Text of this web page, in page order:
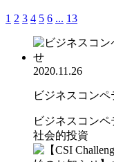
1 2 3 4 5 6 ... 13
2020.11.26
ビジネスコン
ビジネスコン
社会的投資